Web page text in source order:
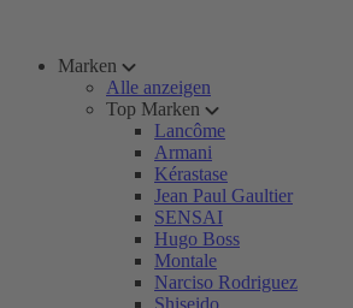
Marken
Alle anzeigen
Top Marken
Lancôme
Armani
Kérastase
Jean Paul Gaultier
SENSAI
Hugo Boss
Montale
Narciso Rodriguez
Shiseido